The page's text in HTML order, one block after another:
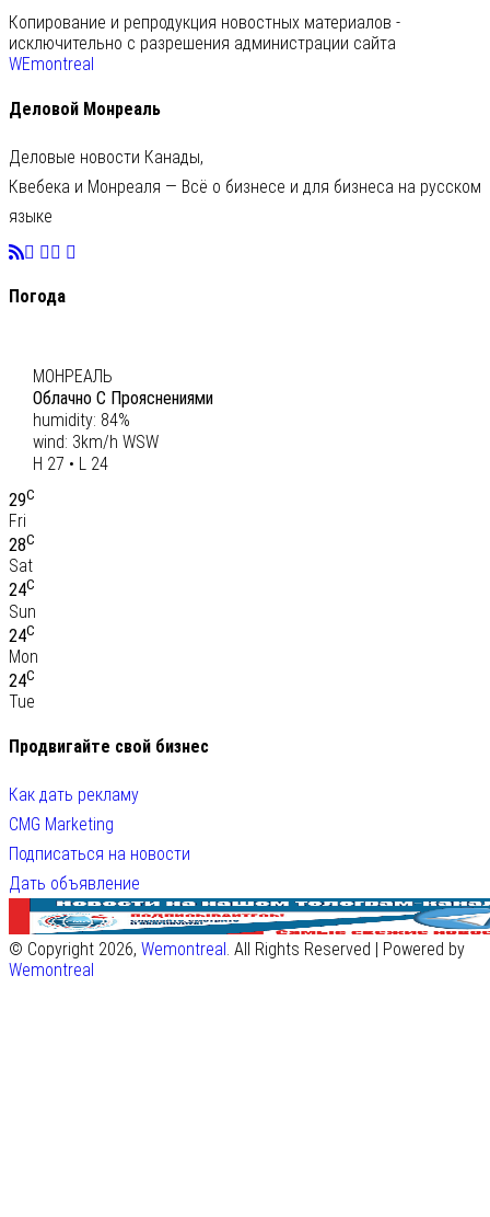
Копирование и репродукция новостных материалов -
исключительно с разрешения администрации сайта
WEmontreal
Деловой Монреаль
Деловые новости Канады,
Квебека и Монреаля — Всё о бизнесе и для бизнеса на русском
языке
Погода
МОНРЕАЛЬ
Облачно С Прояснениями
humidity: 84%
wind: 3km/h WSW
H 27 • L 24
29C
Fri
28C
Sat
24C
Sun
24C
Mon
24C
Tue
Продвигайте свой бизнес
Как дать рекламу
CMG Marketing
Подписаться на новости
Дать объявление
© Copyright 2026, Wemontreal . All Rights Reserved | Powered by
Wemontreal